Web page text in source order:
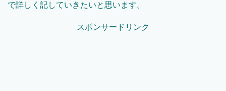
で詳しく記していきたいと思います。
スポンサードリンク